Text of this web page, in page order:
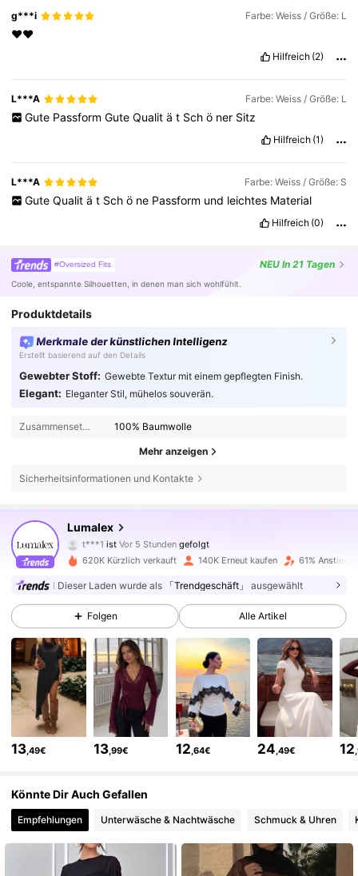
g***i Farbe: Weiss / Größe: L
❤️❤️
Hilfreich (2)
L***A Farbe: Weiss / Größe: L
Gute Passform Gute Qualit ä t Sch ö ner Sitz
Hilfreich (1)
L***A Farbe: Weiss / Größe: S
Gute Qualit ä t Sch ö ne Passform und leichtes Material
Hilfreich (0)
#Oversized Fits NEU In 21 Tagen
Coole, entspannte Silhouetten, in denen man sich wohlfühlt.
Produktdetails
Merkmale der künstlichen Intelligenz
Erstellt basierend auf den Details
Gewebter Stoff: Gewebte Textur mit einem gepflegten Finish.
Elegant: Eleganter Stil, mühelos souverän.
Zusammensetzung: 100% Baumwolle
Mehr anzeigen
Sicherheitsinformationen und Kontakte
Lumalex
t***1istVor 5 Stunden
4***6ist am Durchsuchen
4,74
442K Follower
4,74
4,74 442K Follower
4,74 442K Follower
4,74 442K Follower
620K Kürzlich verkauft 140K Erneut kaufen 61% Anstieg
Dieser Laden wurde als 「Trendgeschäft」 ausgewählt
Folgen Alle Artikel
13,49€ 13,99€ 12,64€ 24,49€ 12
Könnte Dir Auch Gefallen
Empfehlungen Unterwäsche & Nachtwäsche Schmuck & Uhren